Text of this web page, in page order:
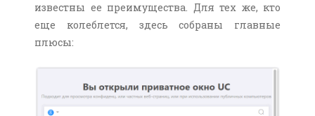
известны ее преимущества. Для тех же, кто
еще колеблется, здесь собраны главные
плюсы: